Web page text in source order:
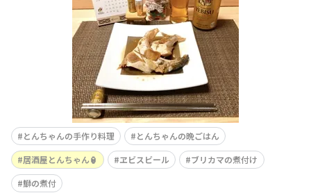
とんちゃんの手作り料理
とんちゃんの晩ごはん
居酒屋とんちゃん🏮
ヱビスビール
ブリカマの煮付け
鰤の煮付